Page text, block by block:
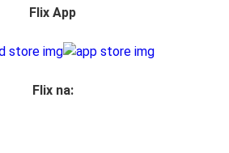
Flix App
Flix na: